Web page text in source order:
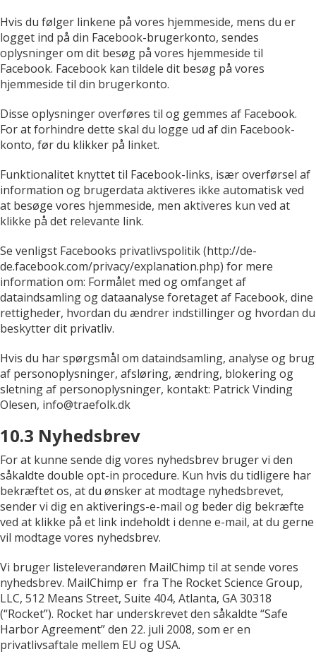
Hvis du følger linkene på vores hjemmeside, mens du er
logget ind på din Facebook-brugerkonto, sendes
oplysninger om dit besøg på vores hjemmeside til
Facebook. Facebook kan tildele dit besøg på vores
hjemmeside til din brugerkonto.
Disse oplysninger overføres til og gemmes af Facebook.
For at forhindre dette skal du logge ud af din Facebook-
konto, før du klikker på linket.
Funktionalitet knyttet til Facebook-links, især overførsel af
information og brugerdata aktiveres ikke automatisk ved
at besøge vores hjemmeside, men aktiveres kun ved at
klikke på det relevante link.
Se venligst Facebooks privatlivspolitik (http://de-
de.facebook.com/privacy/explanation.php) for mere
information om: Formålet med og omfanget af
dataindsamling og dataanalyse foretaget af Facebook, dine
rettigheder, hvordan du ændrer indstillinger og hvordan du
beskytter dit privatliv.
Hvis du har spørgsmål om dataindsamling, analyse og brug
af personoplysninger, afsløring, ændring, blokering og
sletning af personoplysninger, kontakt: Patrick Vinding
Olesen, info@traefolk.dk
10.3 Nyhedsbrev
For at kunne sende dig vores nyhedsbrev bruger vi den
såkaldte double opt-in procedure. Kun hvis du tidligere har
bekræftet os, at du ønsker at modtage nyhedsbrevet,
sender vi dig en aktiverings-e-mail og beder dig bekræfte
ved at klikke på et link indeholdt i denne e-mail, at du gerne
vil modtage vores nyhedsbrev.
Vi bruger listeleverandøren MailChimp til at sende vores
nyhedsbrev. MailChimp er fra The Rocket Science Group,
LLC, 512 Means Street, Suite 404, Atlanta, GA 30318
(“Rocket”). Rocket har underskrevet den såkaldte “Safe
Harbor Agreement” den 22. juli 2008, som er en
privatlivsaftale mellem EU og USA.